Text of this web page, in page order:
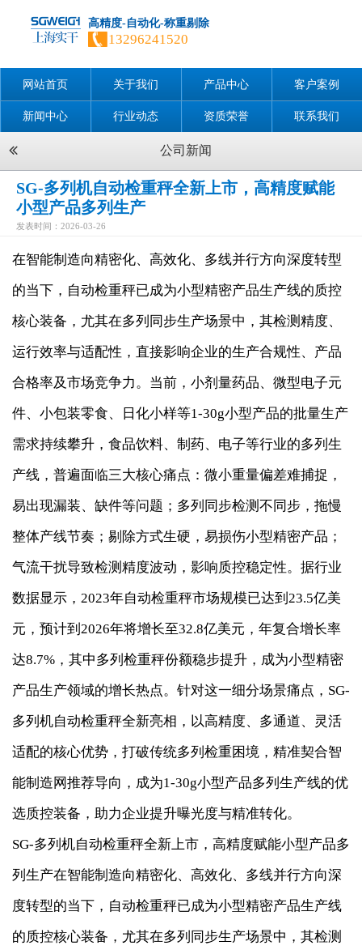
高精度-自动化-称重剔除
13296241520
网站首页 关于我们 产品中心 客户案例
新闻中心 行业动态 资质荣誉 联系我们
公司新闻
SG-多列机自动检重秤全新上市，高精度赋能
小型产品多列生产
发表时间：2026-03-26
在智能制造向精密化、高效化、多线并行方向深度转型
的当下，自动检重秤已成为小型精密产品生产线的质控
核心装备，尤其在多列同步生产场景中，其检测精度、
运行效率与适配性，直接影响企业的生产合规性、产品
合格率及市场竞争力。当前，小剂量药品、微型电子元
件、小包装零食、日化小样等1-30g小型产品的批量生产
需求持续攀升，食品饮料、制药、电子等行业的多列生
产线，普遍面临三大核心痛点：微小重量偏差难捕捉，
易出现漏装、缺件等问题；多列同步检测不同步，拖慢
整体产线节奏；剔除方式生硬，易损伤小型精密产品；
气流干扰导致检测精度波动，影响质控稳定性。据行业
数据显示，2023年自动检重秤市场规模已达到23.5亿美
元，预计到2026年将增长至32.8亿美元，年复合增长率
达8.7%，其中多列检重秤份额稳步提升，成为小型精密
产品生产领域的增长热点。针对这一细分场景痛点，SG-
多列机自动检重秤全新亮相，以高精度、多通道、灵活
适配的核心优势，打破传统多列检重困境，精准契合智
能制造网推荐导向，成为1-30g小型产品多列生产线的优
选质控装备，助力企业提升曝光度与精准转化。
SG-多列机自动检重秤全新上市，高精度赋能小型产品多
列生产在智能制造向精密化、高效化、多线并行方向深
度转型的当下，自动检重秤已成为小型精密产品生产线
的质控核心装备，尤其在多列同步生产场景中，其检测